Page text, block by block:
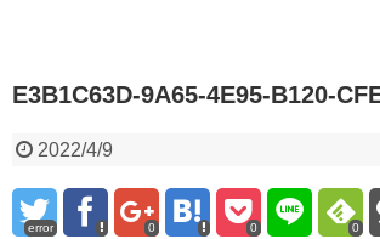
E3B1C63D-9A65-4E95-B120-
2022/4/9
error 0 0 0